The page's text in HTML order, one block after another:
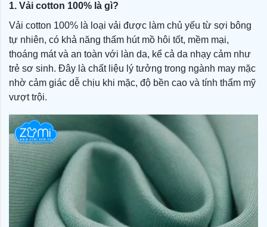
1. Vải cotton 100% là gì?
Vải cotton 100% là loại vải được làm chủ yếu từ sợi bông
tự nhiên, có khả năng thấm hút mồ hôi tốt, mềm mại,
thoáng mát và an toàn với làn da, kể cả da nhạy cảm như
trẻ sơ sinh. Đây là chất liệu lý tưởng trong ngành may mặc
nhờ cảm giác dễ chịu khi mặc, độ bền cao và tính thẩm mỹ
vượt trội.